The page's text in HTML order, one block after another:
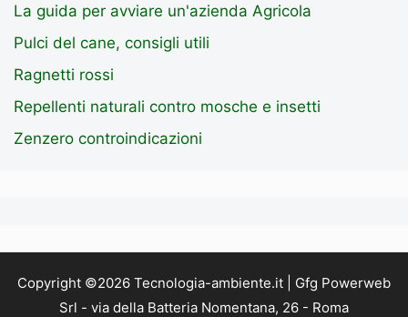
La guida per avviare un'azienda Agricola
Pulci del cane, consigli utili
Ragnetti rossi
Repellenti naturali contro mosche e insetti
Zenzero controindicazioni
Copyright ©2026 Tecnologia-ambiente.it | Gfg Powerweb
Srl - via della Batteria Nomentana, 26 - Roma